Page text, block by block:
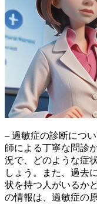
– 過敏症の診断につ
師による丁寧な問診
況で、どのような症
しょう。また、過去
状を持つ人がいるか
の情報は、過敏症の